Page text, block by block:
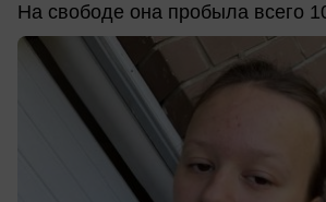
На свободе она пробыла всего